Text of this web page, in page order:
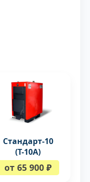
Стандарт-10
(Т-10А)
от 65 900 ₽